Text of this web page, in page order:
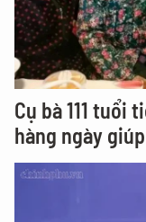
Cụ bà 111 tuổi
hàng ngày